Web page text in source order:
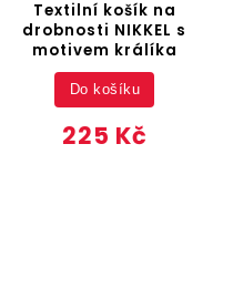
Textilní košík na
drobnosti NIKKEL s
motivem králíka
225 Kč
Do košíku